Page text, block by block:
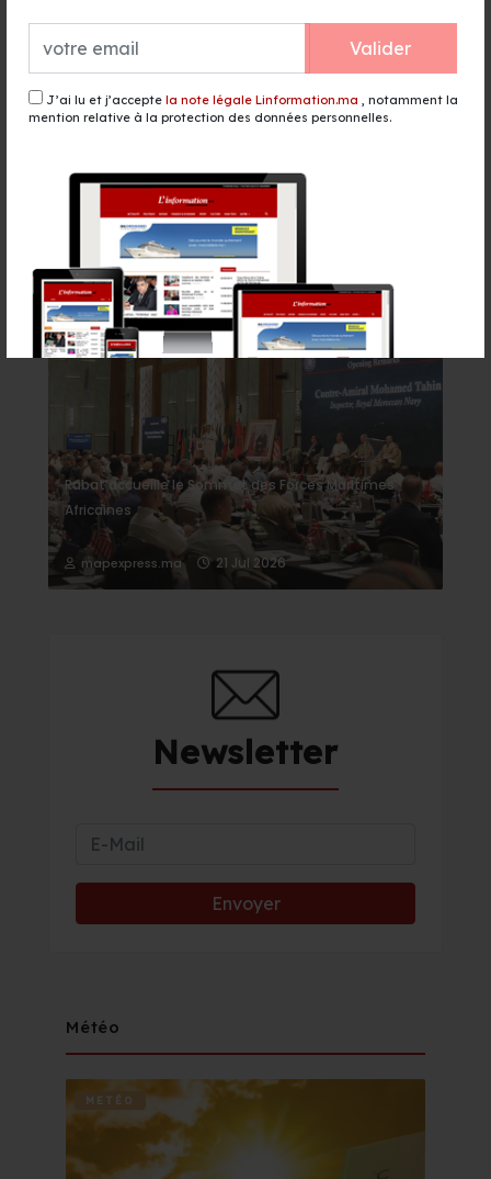
Valider
J’ai lu et j’accepte la note légale Linformation.ma , notamment la
mention relative à la protection des données personnelles.
pour campagne électorale
il y a 1 heure - Politique
El Niño menace d'aggraver la faim
risque
il y a 3 heures - Monde
Événement
Rabat accueille le Sommet des Forces Maritimes
Africaines
mapexpress.ma 21 Jul 2026
Newsletter
Météo
METÉO